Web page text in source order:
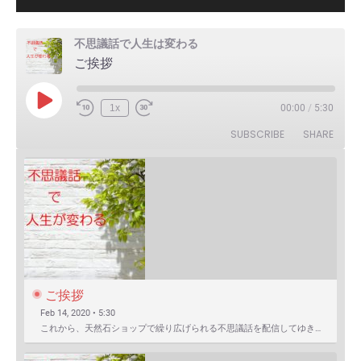
不思議話で人生は変わる
ご挨拶
Play
Episode
1x 00:00 / 5:30
SUBSCRIBE SHARE
ご挨拶
Feb 14, 2020 • 5:30
これから、天然石ショップで繰り広げられる不思議話を配信してゆきます。 まずは自己紹介を含めたご挨拶か…